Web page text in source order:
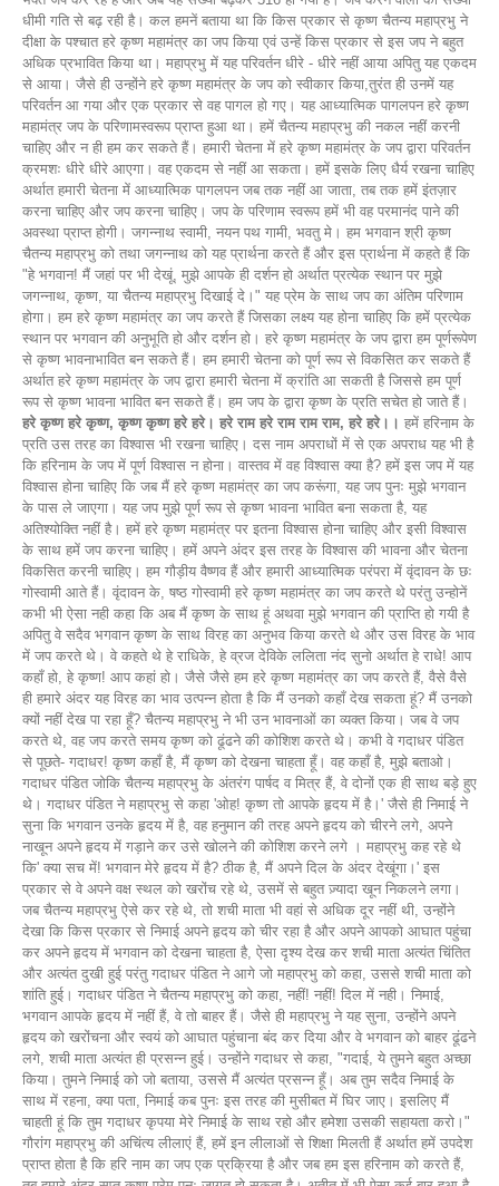
धीमी गति से बढ़ रही है। कल हमनें बताया था कि किस प्रकार से कृष्ण चैतन्य महाप्रभु ने
दीक्षा के पश्चात हरे कृष्ण महामंत्र का जप किया एवं उन्हें किस प्रकार से इस जप ने बहुत
अधिक प्रभावित किया था। महाप्रभु में यह परिवर्तन धीरे - धीरे नहीं आया अपितु यह एकदम
से आया। जैसे ही उन्होंने हरे कृष्ण महामंत्र के जप को स्वीकार किया,तुरंत ही उनमें यह
परिवर्तन आ गया और एक प्रकार से वह पागल हो गए। यह आध्यात्मिक पागलपन हरे कृष्ण
महामंत्र जप के परिणामस्वरूप प्राप्त हुआ था। हमें चैतन्य महाप्रभु की नकल नहीं करनी
चाहिए और न ही हम कर सकते हैं। हमारी चेतना में हरे कृष्ण महामंत्र के जप द्वारा परिवर्तन
क्रमशः धीरे धीरे आएगा। वह एकदम से नहीं आ सकता। हमें इसके लिए धैर्य रखना चाहिए
अर्थात हमारी चेतना में आध्यात्मिक पागलपन जब तक नहीं आ जाता, तब तक हमें इंतज़ार
करना चाहिए और जप करना चाहिए। जप के परिणाम स्वरूप हमें भी वह परमानंद पाने की
अवस्था प्राप्त होगी। जगन्नाथ स्वामी, नयन पथ गामी, भवतु मे। हम भगवान श्री कृष्ण
चैतन्य महाप्रभु को तथा जगन्नाथ को यह प्रार्थना करते हैं और इस प्रार्थना में कहते हैं कि
"हे भगवान! मैं जहां पर भी देखूं, मुझे आपके ही दर्शन हो अर्थात प्रत्येक स्थान पर मुझे
जगन्नाथ, कृष्ण, या चैतन्य महाप्रभु दिखाई दे।" यह प्रेम के साथ जप का अंतिम परिणाम
होगा। हम हरे कृष्ण महामंत्र का जप करते हैं जिसका लक्ष्य यह होना चाहिए कि हमें प्रत्येक
स्थान पर भगवान की अनुभूति हो और दर्शन हो। हरे कृष्ण महामंत्र के जप द्वारा हम पूर्णरूपेण
से कृष्ण भावनाभावित बन सकते हैं। हम हमारी चेतना को पूर्ण रूप से विकसित कर सकते हैं
अर्थात हरे कृष्ण महामंत्र के जप द्वारा हमारी चेतना में क्रांति आ सकती है जिससे हम पूर्ण
रूप से कृष्ण भावना भावित बन सकते हैं। हम जप के द्वारा कृष्ण के प्रति सचेत हो जाते हैं।
हरे कृष्ण हरे कृष्ण, कृष्ण कृष्ण हरे हरे। हरे राम हरे राम राम राम, हरे हरे।। हमें हरिनाम के
प्रति उस तरह का विश्वास भी रखना चाहिए। दस नाम अपराधों में से एक अपराध यह भी है
कि हरिनाम के जप में पूर्ण विश्वास न होना। वास्तव में वह विश्वास क्या है? हमें इस जप में यह
विश्वास होना चाहिए कि जब मैं हरे कृष्ण महामंत्र का जप करूंगा, यह जप पुनः मुझे भगवान
के पास ले जाएगा। यह जप मुझे पूर्ण रूप से कृष्ण भावना भावित बना सकता है, यह
अतिश्योक्ति नहीं है। हमें हरे कृष्ण महामंत्र पर इतना विश्वास होना चाहिए और इसी विश्वास
के साथ हमें जप करना चाहिए। हमें अपने अंदर इस तरह के विश्वास की भावना और चेतना
विकसित करनी चाहिए। हम गौड़ीय वैष्णव हैं और हमारी आध्यात्मिक परंपरा में वृंदावन के छः
गोस्वामी आते हैं। वृंदावन के, षष्ठ गोस्वामी हरे कृष्ण महामंत्र का जप करते थे परंतु उन्होनें
कभी भी ऐसा नही कहा कि अब मैं कृष्ण के साथ हूं अथवा मुझे भगवान की प्राप्ति हो गयी है
अपितु वे सदैव भगवान कृष्ण के साथ विरह का अनुभव किया करते थे और उस विरह के भाव
में जप करते थे। वे कहते थे हे राधिके, हे व्रज देविके ललिता नंद सुनो अर्थात हे राधे! आप
कहाँ हो, हे कृष्ण! आप कहां हो। जैसे जैसे हम हरे कृष्ण महामंत्र का जप करते हैं, वैसे वैसे
ही हमारे अंदर यह विरह का भाव उत्पन्न होता है कि मैं उनको कहाँ देख सकता हूं? मैं उनको
क्यों नहीं देख पा रहा हूँ? चैतन्य महाप्रभु ने भी उन भावनाओं का व्यक्त किया। जब वे जप
करते थे, वह जप करते समय कृष्ण को ढूंढने की कोशिश करते थे। कभी वे गदाधर पंडित
से पूछते- गदाधर! कृष्ण कहाँ है, मैं कृष्ण को देखना चाहता हूँ। वह कहाँ है, मुझे बताओ।
गदाधर पंडित जोकि चैतन्य महाप्रभु के अंतरंग पार्षद व मित्र हैं, वे दोनों एक ही साथ बड़े हुए
थे। गदाधर पंडित ने महाप्रभु से कहा 'ओह! कृष्ण तो आपके हृदय में है।' जैसे ही निमाई ने
सुना कि भगवान उनके हृदय में है, वह हनुमान की तरह अपने हृदय को चीरने लगे, अपने
नाखून अपने हृदय में गड़ाने कर उसे खोलने की कोशिश करने लगे । महाप्रभु कह रहे थे
कि' क्या सच में! भगवान मेरे हृदय में है? ठीक है, मैं अपने दिल के अंदर देखूंगा।' इस
प्रकार से वे अपने वक्ष स्थल को खरोंच रहे थे, उसमें से बहुत ज़्यादा खून निकलने लगा।
जब चैतन्य महाप्रभु ऐसे कर रहे थे, तो शची माता भी वहां से अधिक दूर नहीं थी, उन्होंने
देखा कि किस प्रकार से निमाई अपने हृदय को चीर रहा है और अपने आपको आघात पहुंचा
कर अपने हृदय में भगवान को देखना चाहता है, ऐसा दृश्य देख कर शची माता अत्यंत चिंतित
और अत्यंत दुखी हुई परंतु गदाधर पंडित ने आगे जो महाप्रभु को कहा, उससे शची माता को
शांति हुई। गदाधर पंडित ने चैतन्य महाप्रभु को कहा, नहीं! नहीं! दिल में नही। निमाई,
भगवान आपके हृदय में नहीं हैं, वे तो बाहर हैं। जैसे ही महाप्रभु ने यह सुना, उन्होंने अपने
हृदय को खरोंचना और स्वयं को आघात पहुंचाना बंद कर दिया और वे भगवान को बाहर ढूंढने
लगे, शची माता अत्यंत ही प्रसन्न हुई। उन्होंने गदाधर से कहा, "गदाई, ये तुमने बहुत अच्छा
किया। तुमने निमाई को जो बताया, उससे मैं अत्यंत प्रसन्न हूँ। अब तुम सदैव निमाई के
साथ में रहना, क्या पता, निमाई कब पुनः इस तरह की मुसीबत में घिर जाए। इसलिए मैं
चाहती हूं कि तुम गदाधर कृपया मेरे निमाई के साथ रहो और हमेशा उसकी सहायता करो।"
गौरांग महाप्रभु की अचिंत्य लीलाएं हैं, हमें इन लीलाओं से शिक्षा मिलती हैं अर्थात हमें उपदेश
प्राप्त होता है कि हरि नाम का जप एक प्रक्रिया है और जब हम इस हरिनाम को करते हैं,